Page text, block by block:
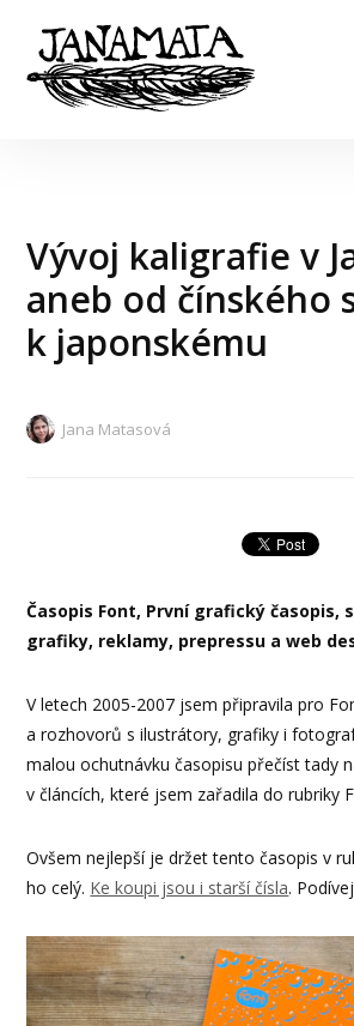
Vývoj kaligrafie v
aneb od čínského
k japonskému
Jana Matasová
Časopis Font, První grafický časopis,
grafiky, reklamy, prepressu a web
V letech 2005-2007 jsem připravila pro
a rozhovorů s ilustrátory, grafiky i
malou ochutnávku časopisu přečíst tady
v článcích, které jsem zařadila do rubriky
Ovšem nejlepší je držet tento časopis v
ho celý. Ke koupi jsou i starší čísla.